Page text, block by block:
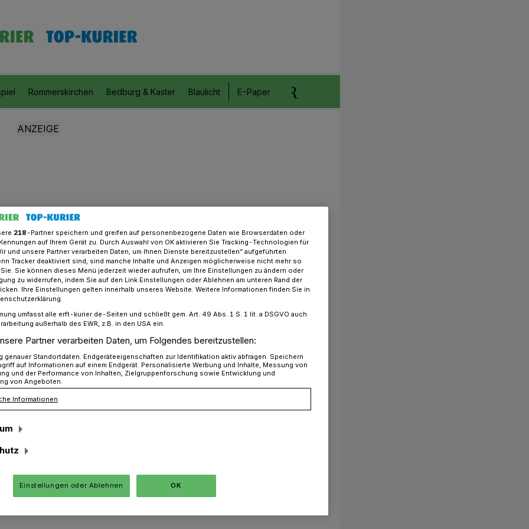
Rommerskirchen Bedburg & Kaster Blaulicht E-Paper Anzeigen aufgeben
Pokal: Wer will noch mitmachen?
Wer will noch
10 Uhr rollt wieder die Kugel – wie im
FSK Hochstaden-Noithausen
Fußball-Hallenturnier für Mannschaften
Betriebssportbereich.
218-Partner speichern und greifen auf personenbezogene Daten wie Browserdaten oder
auf Ihrem Gerät zu. Durch Auswahl von OK aktivieren Sie Tracking-Technologien für
und unsere Partner verarbeiten Daten, um Ihnen Dienste bereitzustellen“ aufgeführten
Tracker deaktiviert sind, sind manche Inhalte und Anzeigen möglicherweise nicht mehr so
Sie können dieses Menü jederzeit wieder aufrufen, um Ihre Einstellungen zu ändern oder
zu widerrufen, indem Sie auf den Link Einstellungen oder Ablehnen am unteren Rand der
Ihre Einstellungen gelten innerhalb unseres Website. Weitere Informationen finden Sie in
umfasst alle erft-kurier.de-Seiten und schließt gem. Art. 49 Abs. 1 S. 1 lit. a DSGVO auch
außerhalb des EWR, z.B. in den USA ein.
Partner verarbeiten Daten, um Folgendes bereitzustellen:
genauer Standortdaten. Endgeräteeigenschaften zur Identifikation aktiv abfragen. Speichern
auf Informationen auf einem Endgerät. Personalisierte Werbung und Inhalte, Messung von
und der Performance von Inhalten, Zielgruppenforschung sowie Entwicklung und
von Angeboten.
Informationen
Einstellungen oder Ablehnen OK